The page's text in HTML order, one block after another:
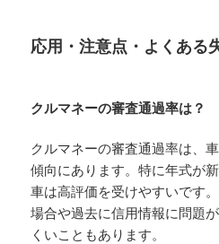
応用・注意点・よくある
クルマネーの審査通過率は？
クルマネーの審査通過率は、
傾向にあります。特に年式が
車は高評価を受けやすいです
場合や過去に信用情報に問題
くいこともあります。